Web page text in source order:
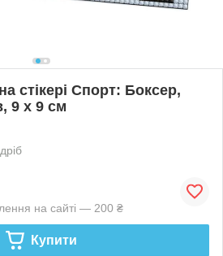
стікері Спорт: Боксер,
9 х 9 см
на сайті — 200 ₴
Купити